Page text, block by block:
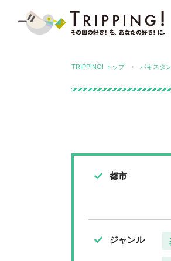
TRIPPING! トップ パキスタン
都市
ジャンル